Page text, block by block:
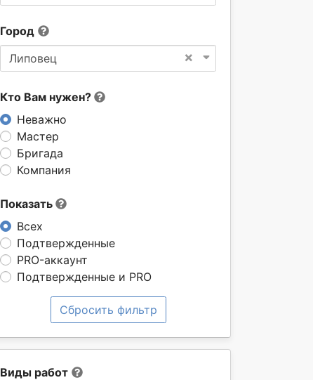
Город
×
Липовец
Кто Вам нужен?
Неважно
Мастер
Бригада
Компания
Показать
Всех
Подтвержденные
PRO-аккаунт
Подтвержденные и PRO
Сбросить фильтр
Виды работ